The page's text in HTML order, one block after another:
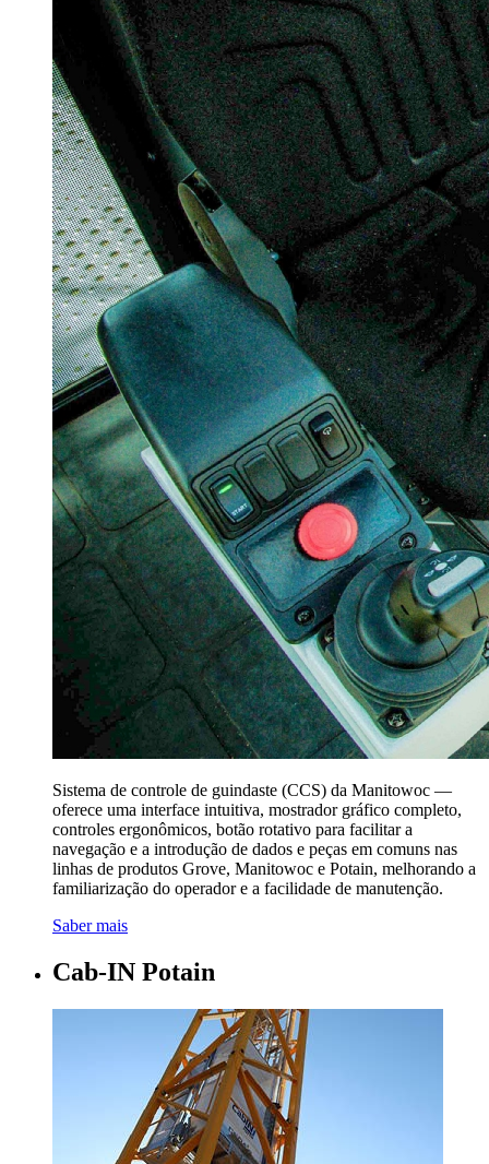
Sistema de controle de guindaste (CCS) da Manitowoc —
oferece uma interface intuitiva, mostrador gráfico completo,
controles ergonômicos, botão rotativo para facilitar a
navegação e a introdução de dados e peças em comuns nas
linhas de produtos Grove, Manitowoc e Potain, melhorando a
familiarização do operador e a facilidade de manutenção.
Saber mais
Cab-IN Potain